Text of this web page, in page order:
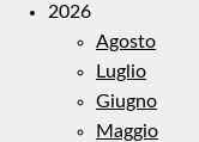
2026
Agosto
Luglio
Giugno
Maggio